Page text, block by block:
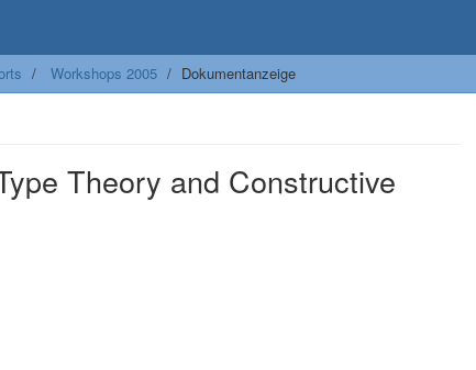
Workshops 2005 Dokumentanzeige
Theory and Constructive